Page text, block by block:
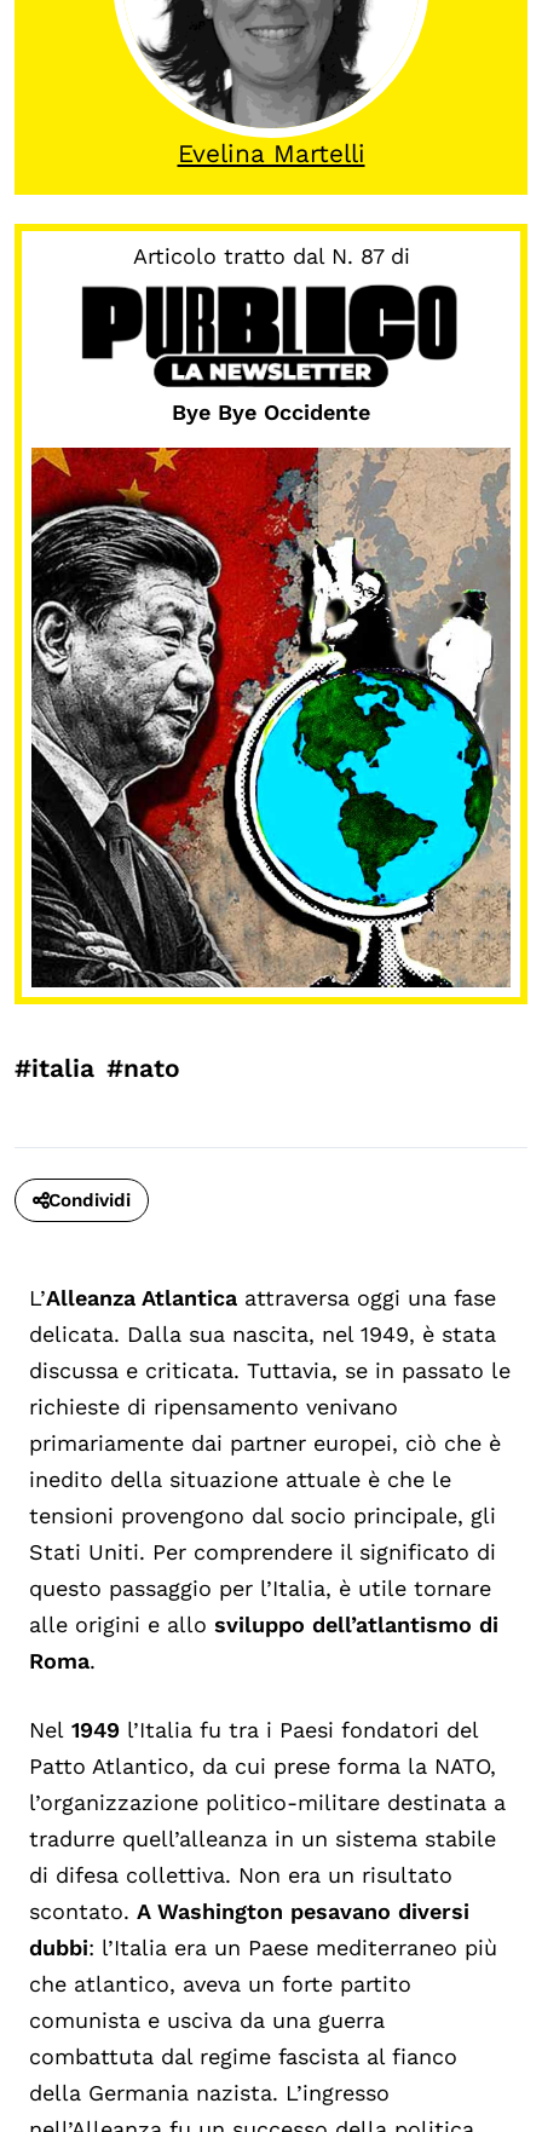
Elezioni dal mondo
OLTRE LA SCUOLA
Programmi per le scuole
Under25
Classici del Pensiero Politico
Master e Executive Program
Evelina Martelli
Articolo tratto dal N. 87 di
Bye Bye Occidente
#italia #nato
Condividi
L’Alleanza Atlantica attraversa oggi una fase
delicata. Dalla sua nascita, nel 1949, è stata
discussa e criticata. Tuttavia, se in passato le
richieste di ripensamento venivano
primariamente dai partner europei, ciò che è
inedito della situazione attuale è che le
tensioni provengono dal socio principale, gli
Stati Uniti. Per comprendere il significato di
questo passaggio per l’Italia, è utile tornare
alle origini e allo sviluppo dell’atlantismo di
Roma.
Nel 1949 l’Italia fu tra i Paesi fondatori del
Patto Atlantico, da cui prese forma la NATO,
l’organizzazione politico-militare destinata a
tradurre quell’alleanza in un sistema stabile
di difesa collettiva. Non era un risultato
scontato. A Washington pesavano diversi
dubbi: l’Italia era un Paese mediterraneo più
che atlantico, aveva un forte partito
comunista e usciva da una guerra
combattuta dal regime fascista al fianco
della Germania nazista. L’ingresso